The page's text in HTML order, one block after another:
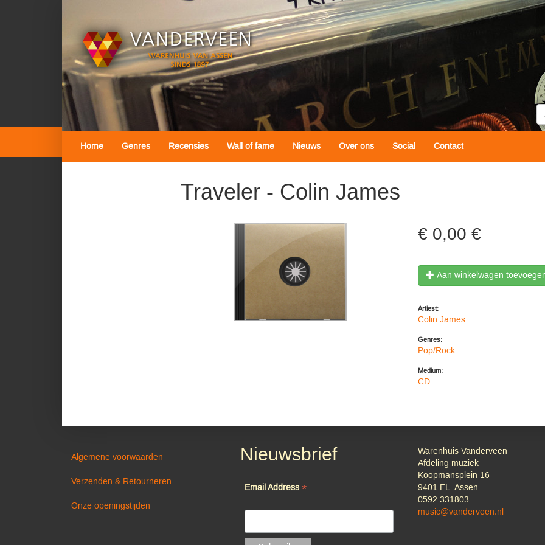
Home
Genres Recensies Wall of fame Nieuws Over ons Social Contact
Traveler - Colin James
0,00 €
Aan winkelwagen
Artiest:
Colin James
Genres:
Pop/Rock
Medium:
CD
Algemene voorwaarden
Verzenden & Retourneren
Onze openingstijden
Nieuwsbrief
Email Address*
Warenhuis Vanderveen
Afdeling muziek
Koopmansplein 16
9401 EL Assen
0592 331803
music@vanderveen.nl